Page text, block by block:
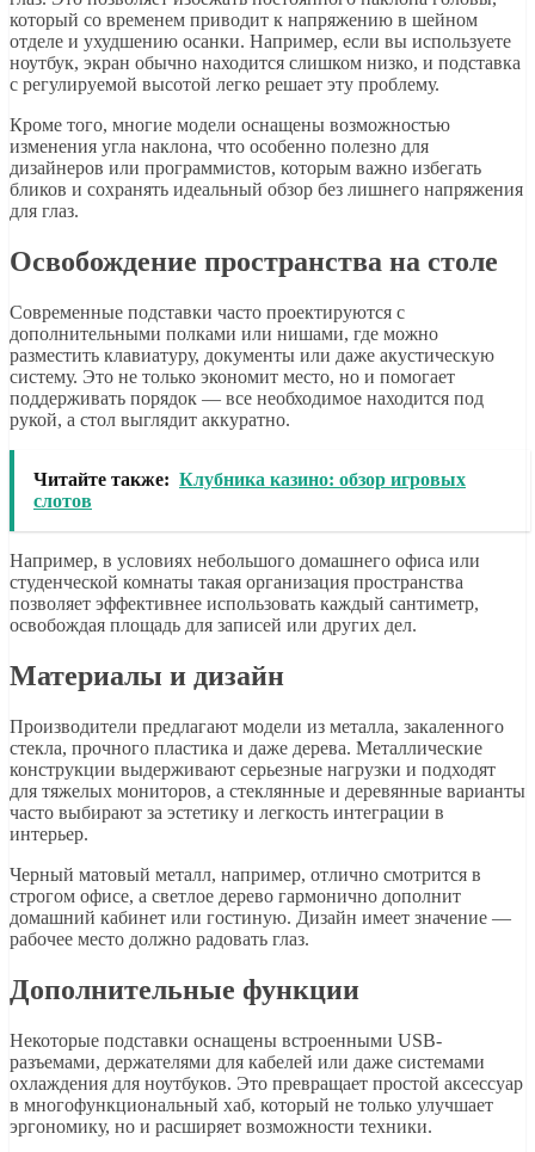
который со временем приводит к напряжению в шейном
отделе и ухудшению осанки. Например, если вы используете
ноутбук, экран обычно находится слишком низко, и подставка
с регулируемой высотой легко решает эту проблему.
Кроме того, многие модели оснащены возможностью
изменения угла наклона, что особенно полезно для
дизайнеров или программистов, которым важно избегать
бликов и сохранять идеальный обзор без лишнего напряжения
для глаз.
Освобождение пространства на столе
Современные подставки часто проектируются с
дополнительными полками или нишами, где можно
разместить клавиатуру, документы или даже акустическую
систему. Это не только экономит место, но и помогает
поддерживать порядок — все необходимое находится под
рукой, а стол выглядит аккуратно.
Читайте также: Клубника казино: обзор игровых
слотов
Например, в условиях небольшого домашнего офиса или
студенческой комнаты такая организация пространства
позволяет эффективнее использовать каждый сантиметр,
освобождая площадь для записей или других дел.
Материалы и дизайн
Производители предлагают модели из металла, закаленного
стекла, прочного пластика и даже дерева. Металлические
конструкции выдерживают серьезные нагрузки и подходят
для тяжелых мониторов, а стеклянные и деревянные варианты
часто выбирают за эстетику и легкость интеграции в
интерьер.
Черный матовый металл, например, отлично смотрится в
строгом офисе, а светлое дерево гармонично дополнит
домашний кабинет или гостиную. Дизайн имеет значение —
рабочее место должно радовать глаз.
Дополнительные функции
Некоторые подставки оснащены встроенными USB-
разъемами, держателями для кабелей или даже системами
охлаждения для ноутбуков. Это превращает простой аксессуар
в многофункциональный хаб, который не только улучшает
эргономику, но и расширяет возможности техники.